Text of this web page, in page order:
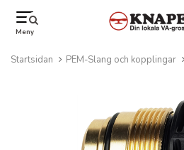
Meny
Startsidan PEM-Slang och kopplingar